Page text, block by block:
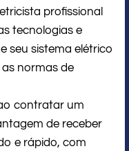
profissional
tecnologias e
seu sistema elétrico
normas de
contratar um
de receber
e rápido, com